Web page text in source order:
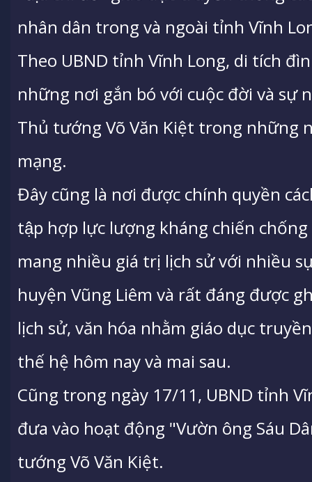
nhân dân trong và ngoài tỉnh Vĩnh
Theo UBND tỉnh Vĩnh Long, di tích
những nơi gắn bó với cuộc đời và sự
Thủ tướng Võ Văn Kiệt trong những
mạng.
Đây cũng là nơi được chính quyền
tập hợp lực lượng kháng chiến
mang nhiều giá trị lịch sử với nhiều
huyện Vũng Liêm và rất đáng được
lịch sử, văn hóa nhằm giáo dục
thế hệ hôm nay và mai sau.
Cũng trong ngày 17/11, UBND tỉnh
đưa vào hoạt động "Vườn ông Sáu
tướng Võ Văn Kiệt.